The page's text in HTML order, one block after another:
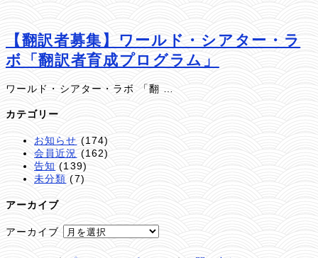
【翻訳者募集】ワールド・シアター・ラ
ボ「翻訳者育成プログラム」
ワールド・シアター・ラボ 「翻 …
カテゴリー
お知らせ (174)
会員近況 (162)
告知 (139)
未分類 (7)
アーカイブ
アーカイブ